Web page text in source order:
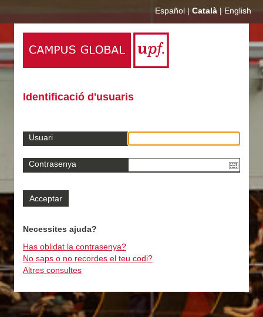
Español | Català | English
Identificació d'usuaris
Usuari
Contrasenya
Necessites ajuda?
Has oblidat la contrasenya?
No saps o no recordes el teu codi?
Altres consultes